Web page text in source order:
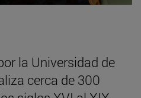
la Universidad de
cerca de 300